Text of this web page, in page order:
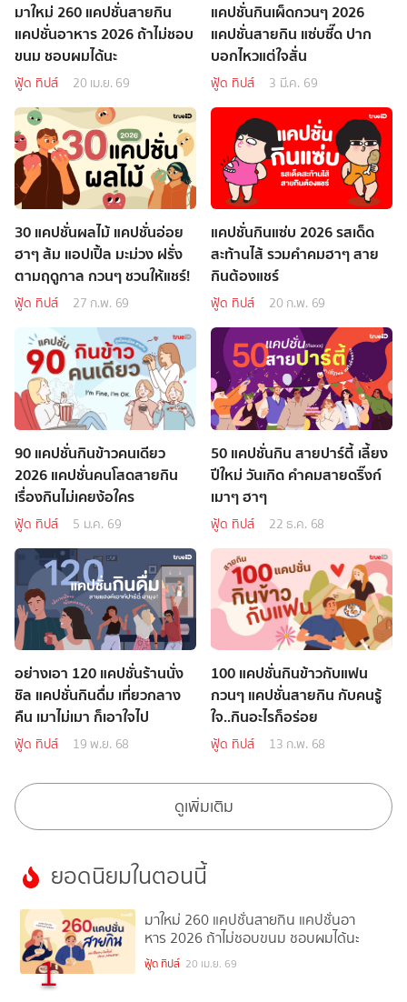
มาใหม่ 260 แคปชั่นสายกิน
แคปชั่นอาหาร 2026 ถ้าไม่ชอบ
ขนม ชอบผมได้นะ
ฟู้ด ทิปส์ 20 เม.ย. 69
แคปชั่นกินเผ็ดกวนๆ 2026
แคปชั่นสายกิน แซ่บซี๊ด ปาก
บอกไหวแต่ใจสั่น
ฟู้ด ทิปส์ 3 มี.ค. 69
30 แคปชั่นผลไม้ แคปชั่นอ่อย
ฮาๆ ส้ม แอปเปิ้ล มะม่วง ฝรั่ง
ตามฤดูกาล กวนๆ ชวนให้แชร์!
ฟู้ด ทิปส์ 27 ก.พ. 69
แคปชั่นกินแซ่บ 2026 รสเด็ด
สะท้านไส้ รวมคำคมฮาๆ สาย
กินต้องแชร์
ฟู้ด ทิปส์ 20 ก.พ. 69
90 แคปชั่นกินข้าวคนเดียว
2026 แคปชั่นคนโสดสายกิน
เรื่องกินไม่เคยง้อใคร
ฟู้ด ทิปส์ 5 ม.ค. 69
50 แคปชั่นกิน สายปาร์ตี้ เลี้ยง
ปีใหม่ วันเกิด คำคมสายดริ๊งก์
เมาๆ ฮาๆ
ฟู้ด ทิปส์ 22 ธ.ค. 68
อย่างเอา 120 แคปชั่นร้านนั่ง
ชิล แคปชั่นกินดื่ม เที่ยวกลาง
คืน เมาไม่เมา ก็เอาใจไป
ฟู้ด ทิปส์ 19 พ.ย. 68
100 แคปชั่นกินข้าวกับแฟน
กวนๆ แคปชั่นสายกิน กับคนรู้
ใจ..กินอะไรก็อร่อย
ฟู้ด ทิปส์ 13 ก.พ. 68
ดูเพิ่มเติม
ยอดนิยมในตอนนี้
1
มาใหม่ 260 แคปชั่นสายกิน แคปชั่นอา
หาร 2026 ถ้าไม่ชอบขนม ชอบผมได้นะ
ฟู้ด ทิปส์ 20 เม.ย. 69